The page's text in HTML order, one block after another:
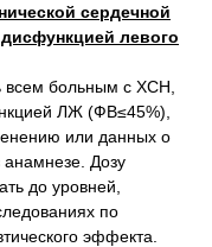
сердечной
левого
всем больным с ХСН,
ЛЖ (ФВ≤45%),
или данных о
Дозу
до уровней,
по
эффекта.